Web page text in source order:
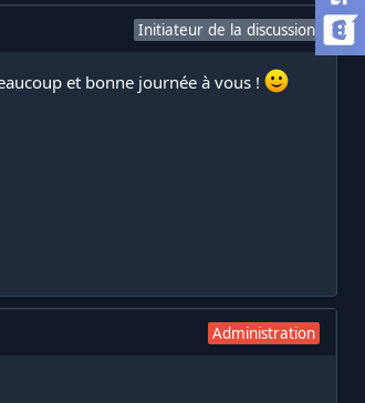
Initiateur de la discussion
et bonne journée à vous !
Administration